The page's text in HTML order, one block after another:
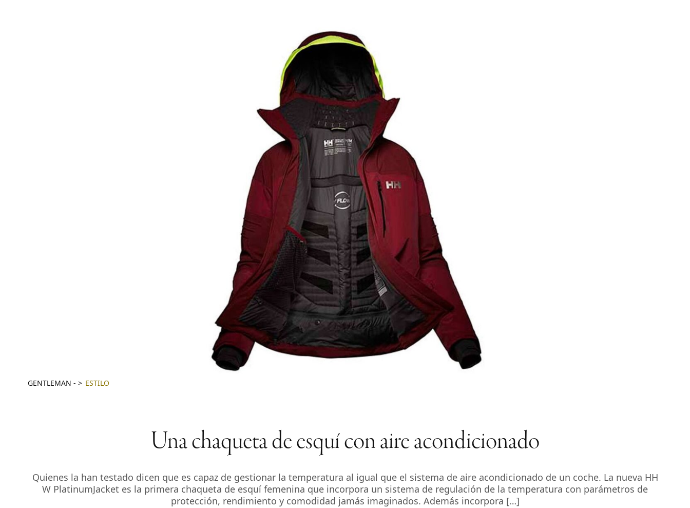
GENTLEMAN - ESTILO
Una chaqueta de esquí con aire acondicionado
Quienes la han testado dicen que es capaz de gestionar la temperatura al igual que el sistema de aire acondicionado de un coche. La nueva HH
W PlatinumJacket es la primera chaqueta de esquí femenina que incorpora un sistema de regulación de la temperatura con parámetros de
protección, rendimiento y comodidad jamás imaginados. Además incorpora […]